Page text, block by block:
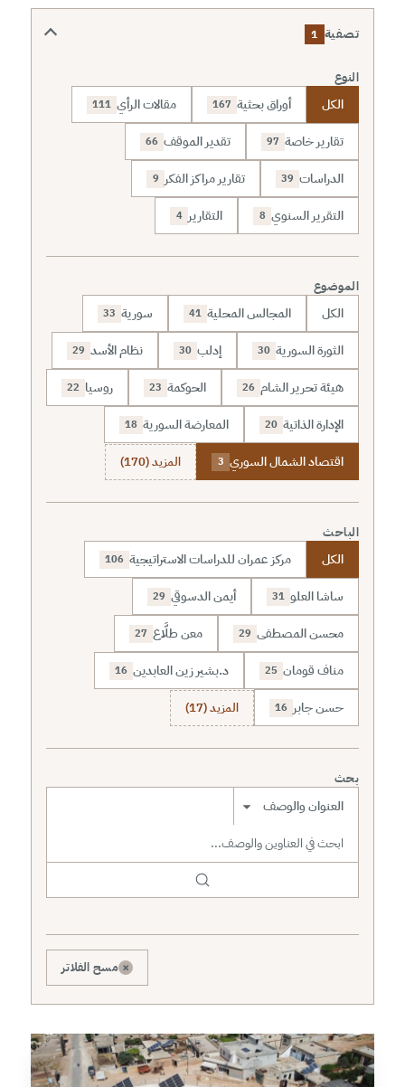
تصفية 1
النوع
الكل أوراق بحثية 167 مقالات الرأي 111
تقارير خاصة 97 تقدير الموقف 66
الدراسات 39 تقارير مراكز الفكر 9
التقرير السنوي 8 التقارير 4
الموضوع
الكل المجالس المحلية 41 سورية 33
الثورة السورية 30 إدلب 30 نظام الأسد 29
هيئة تحرير الشام 26 الحوكمة 23 روسيا 22
الإدارة الذاتية 20 المعارضة السورية 18
اقتصاد الشمال السوري 3 المزيد (170)
الباحث
الكل مركز عمران للدراسات الاستراتيجية 106
ساشا العلو 31 أيمن الدسوقي 29
محسن المصطفى 29 معن طلَّاع 27
مناف قومان 25 د.بشير زين العابدين 16
حسن جابر 16 المزيد (17)
بحث
نطاق البحث
× مسح الفلاتر